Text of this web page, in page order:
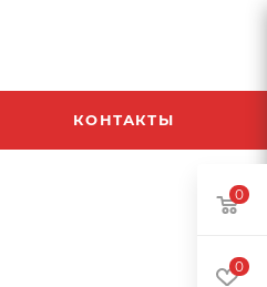
КОНТАКТЫ
0
0